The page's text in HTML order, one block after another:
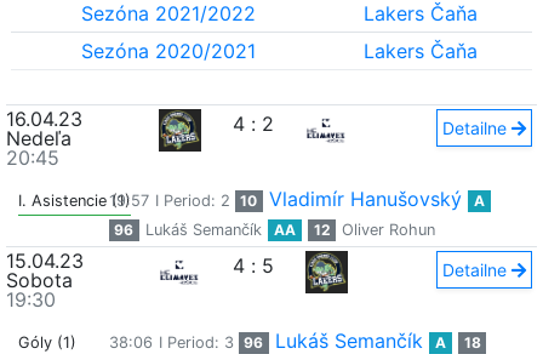
Sezóna 2021/2022
Lakers Čaňa
Sezóna 2020/2021
Lakers Čaňa
16.04.23
Nedeľa
20:45
4 : 2 Detailne
I. Asistencie (1)19:57 I Period: 2 10 Vladimír Hanušovský
A
96
Lukáš Semančík AA 12 Oliver Rohun
15.04.23
Sobota
19:30
4 : 5 Detailne
Góly (1) 38:06 I Period: 3 96 Lukáš Semančík A
18